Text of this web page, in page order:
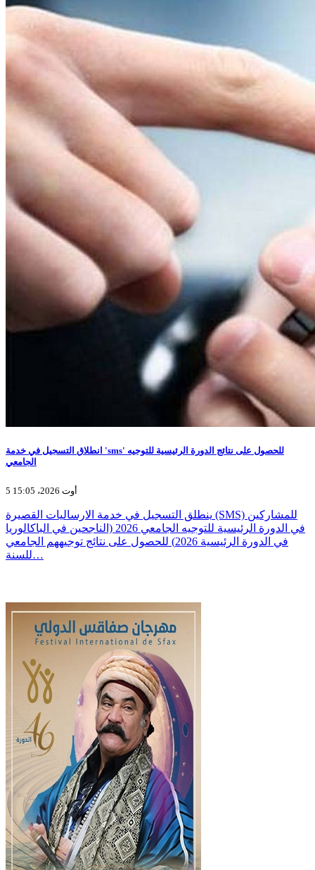
انطلاق التسجيل في خدمة 'sms' للحصول على نتائج الدورة الرئيسية للتوجيه
الجامعي
5 أوت 2026، 15:05
ينطلق التسجيل في خدمة الارساليات القصيرة (SMS) للمشاركين
في الدورة الرئيسية للتوجيه الجامعي 2026 (الناجحين في الباكالوريا
في الدورة الرئيسية 2026) للحصول على نتائج توجيههم الجامعي
للسنة…